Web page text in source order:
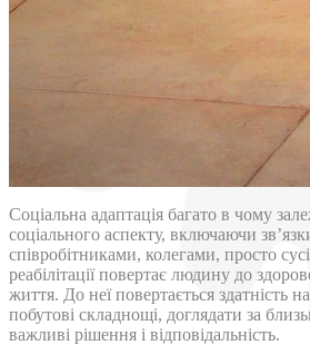
Соціальна адаптація багато в чому
соціального аспекту, включаючи
співробітниками, колегами, просто
реабілітації повертає людину до
життя. До неї повертається здатність
побутові складнощі, доглядати за
важливі рішення і відповідальність.